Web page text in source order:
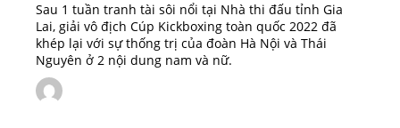
Sau 1 tuần tranh tài sôi nổi tại Nhà thi đấu tỉnh Gia
Lai, giải vô địch Cúp Kickboxing toàn quốc 2022 đã
khép lại với sự thống trị của đoàn Hà Nội và Thái
Nguyên ở 2 nội dung nam và nữ.